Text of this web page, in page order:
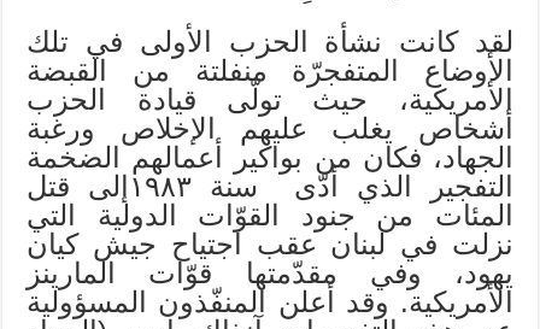
لقد كانت نشأة الحزب الأولى في تلك
الأوضاع المتفجرّة منفلتة من القبضة
الأمريكية، حيث تولّى قيادة الحزب
أشخاص يغلب عليهم الإخلاص ورغبة
الجهاد، فكان من بواكير أعمالهم الضخمة
التفجير الذي أدّى سنة ١٩٨٣إلى قتل
المئات من جنود القوّات الدولية التي
نزلت في لبنان عقب اجتياح جيش كيان
يهود، وفي مقدّمتها قوّات المارينز
الأمريكية. وقد أعلن المنفّذون المسؤولية